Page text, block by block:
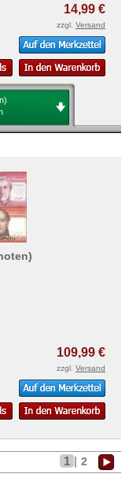
14,99 €
zzgl. Versand
109,99 €
zzgl. Versand
1 | 2